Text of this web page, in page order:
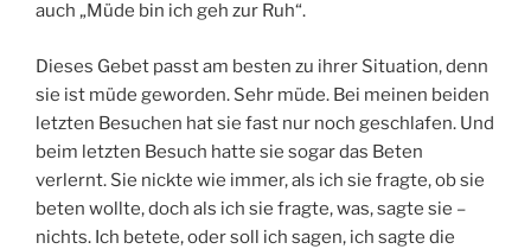
auch „Müde bin ich geh zur Ruh“.
Dieses Gebet passt am besten zu ihrer Situation, denn
sie ist müde geworden. Sehr müde. Bei meinen beiden
letzten Besuchen hat sie fast nur noch geschlafen. Und
beim letzten Besuch hatte sie sogar das Beten
verlernt. Sie nickte wie immer, als ich sie fragte, ob sie
beten wollte, doch als ich sie fragte, was, sagte sie –
nichts. Ich betete, oder soll ich sagen, ich sagte die